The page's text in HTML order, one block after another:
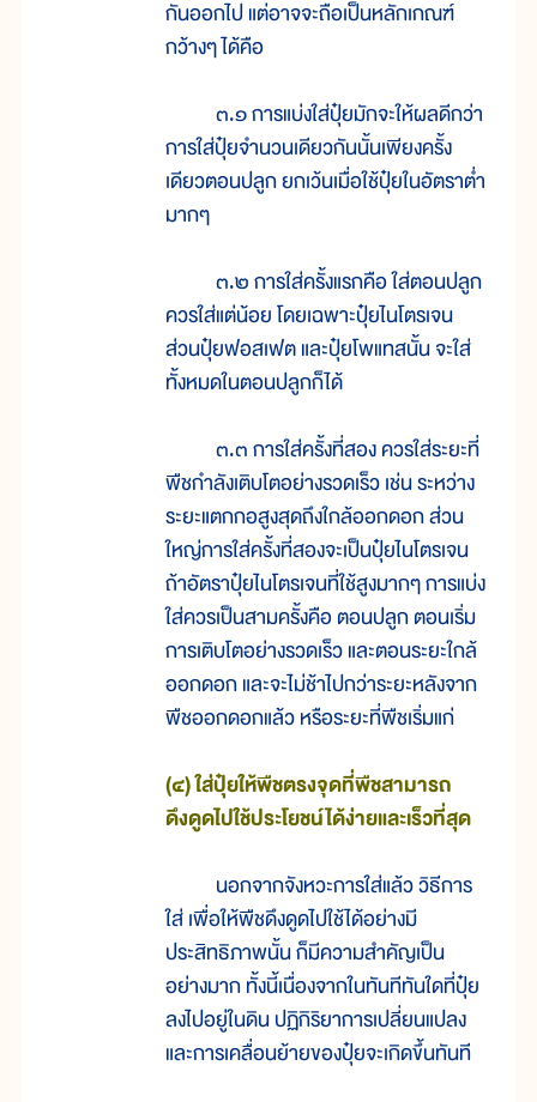
กันออกไป แต่อาจจะถือเป็นหลักเกณฑ์
กว้างๆ ได้คือ
๓.๑ การแบ่งใส่ปุ๋ยมักจะให้ผลดีกว่า
การใส่ปุ๋ยจำนวนเดียวกันนั้นเพียงครั้ง
เดียวตอนปลูก ยกเว้นเมื่อใช้ปุ๋ยในอัตราต่ำ
มากๆ
๓.๒ การใส่ครั้งแรกคือ ใส่ตอนปลูก
ควรใส่แต่น้อย โดยเฉพาะปุ๋ยไนโตรเจน
ส่วนปุ๋ยฟอสเฟต และปุ๋ยโพแทสนั้น จะใส่
ทั้งหมดในตอนปลูกก็ได้
๓.๓ การใส่ครั้งที่สอง ควรใส่ระยะที่
พืชกำลังเติบโตอย่างรวดเร็ว เช่น ระหว่าง
ระยะแตกกอสูงสุดถึงใกล้ออกดอก ส่วน
ใหญ่การใส่ครั้งที่สองจะเป็นปุ๋ยไนโตรเจน
ถ้าอัตราปุ๋ยไนโตรเจนที่ใช้สูงมากๆ การแบ่ง
ใส่ควรเป็นสามครั้งคือ ตอนปลูก ตอนเริ่ม
การเติบโตอย่างรวดเร็ว และตอนระยะใกล้
ออกดอก และจะไม่ช้าไปกว่าระยะหลังจาก
พืชออกดอกแล้ว หรือระยะที่พืชเริ่มแก่
(๔) ใส่ปุ๋ยให้พืชตรงจุดที่พืชสามารถ
ดึงดูดไปใช้ประโยชน์ได้ง่ายและเร็วที่สุด
นอกจากจังหวะการใส่แล้ว วิธีการ
ใส่ เพื่อให้พืชดึงดูดไปใช้ได้อย่างมี
ประสิทธิภาพนั้น ก็มีความสำคัญเป็น
อย่างมาก ทั้งนี้เนื่องจากในทันทีทันใดที่ปุ๋ย
ลงไปอยู่ในดิน ปฏิกิริยาการเปลี่ยนแปลง
และการเคลื่อนย้ายของปุ๋ยจะเกิดขึ้นทันที